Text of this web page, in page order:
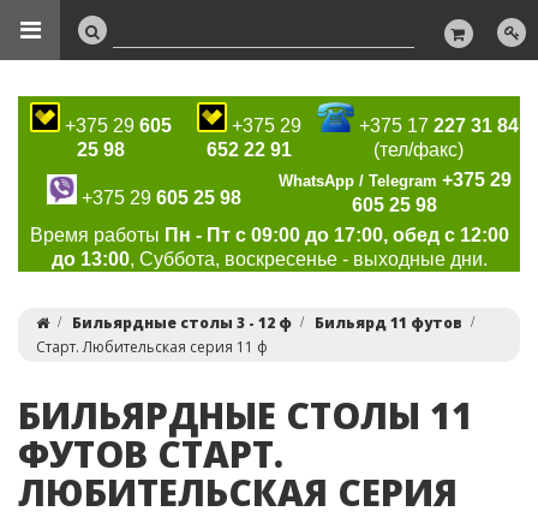
+375 29 605
25 98
+375 29
652 22 91
+375 17227 31 84
(тел/факс)
+375 29 605 25 98
WhatsApp / Telegram +375 29
605 25 98
Время работы Пн - Пт с 09:00 до 17:00, обед с 12:00
до 13:00, Суббота, воскресенье - выходные дни.
Бильярдные столы 3 - 12 ф
Бильярд 11 футов
Старт. Любительская серия 11 ф
БИЛЬЯРДНЫЕ СТОЛЫ 11
ФУТОВ СТАРТ.
ЛЮБИТЕЛЬСКАЯ СЕРИЯ